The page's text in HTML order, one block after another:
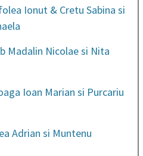
Ionut & Cretu Sabina si
Madalin Nicolae si Nita
Ioan Marian si Purcariu
Adrian si Muntenu